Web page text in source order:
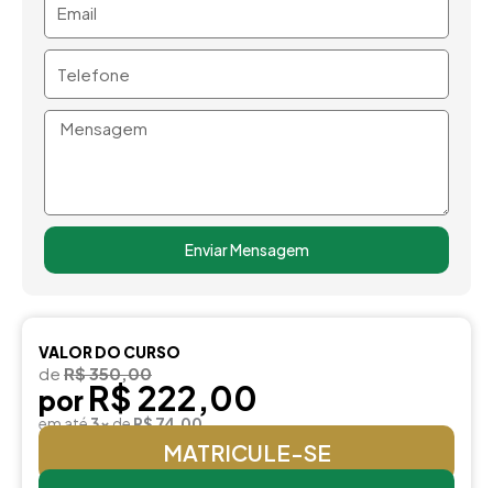
Mensagem
Enviar Mensagem
VALOR DO CURSO
de R$ 350,00
por R$ 222,00
em até3xdeR$ 74,00
MATRICULE-SE